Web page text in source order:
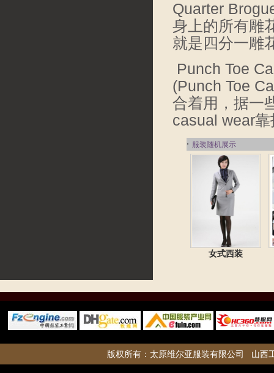
Quarter
身上的所有雕
就是四分一
Punch Toe
(Punch Toe
合着用，据一
casual wear
· 服装随机展示
女式西装
版权所有： 太原维尔亚服装有限公司 山西